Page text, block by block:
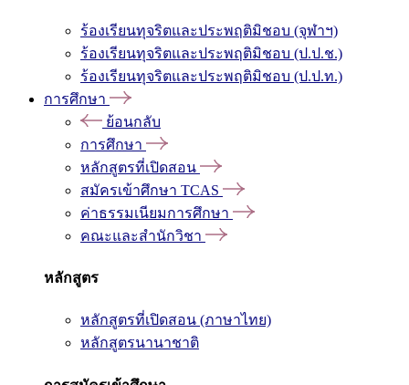
ร้องเรียนทุจริตและประพฤติมิชอบ (จุฬาฯ)
ร้องเรียนทุจริตและประพฤติมิชอบ (ป.ป.ช.)
ร้องเรียนทุจริตและประพฤติมิชอบ (ป.ป.ท.)
การศึกษา
ย้อนกลับ
การศึกษา
หลักสูตรที่เปิดสอน
สมัครเข้าศึกษา TCAS
ค่าธรรมเนียมการศึกษา
คณะและสำนักวิชา
หลักสูตร
หลักสูตรที่เปิดสอน (ภาษาไทย)
หลักสูตรนานาชาติ